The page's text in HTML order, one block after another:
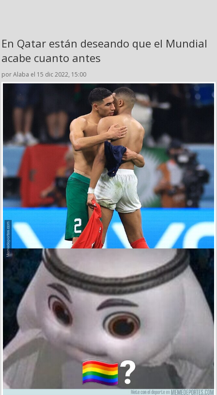
En Qatar están deseando que el Mundial
acabe cuanto antes
por Alaba el 15 dic 2022, 15:00